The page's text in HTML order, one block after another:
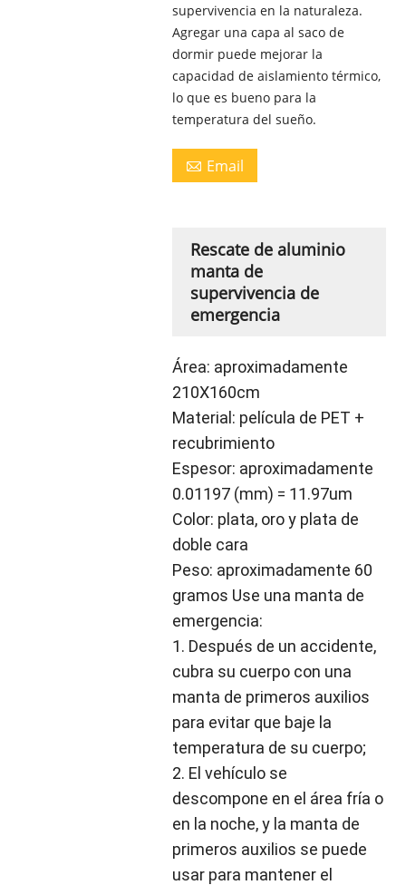
supervivencia en la naturaleza.
Agregar una capa al saco de
dormir puede mejorar la
capacidad de aislamiento térmico,
lo que es bueno para la
temperatura del sueño.
 Email
Rescate de aluminio
manta de
supervivencia de
emergencia
Área: aproximadamente
210X160cm
Material: película de PET +
recubrimiento
Espesor: aproximadamente
0.01197 (mm) = 11.97um
Color: plata, oro y plata de
doble cara
Peso: aproximadamente 60
gramos Use una manta de
emergencia:
1. Después de un accidente,
cubra su cuerpo con una
manta de primeros auxilios
para evitar que baje la
temperatura de su cuerpo;
2. El vehículo se
descompone en el área fría o
en la noche, y la manta de
primeros auxilios se puede
usar para mantener el